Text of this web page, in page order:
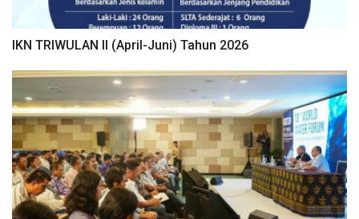
IKN TRIWULAN II (April-Juni) Tahun 2026